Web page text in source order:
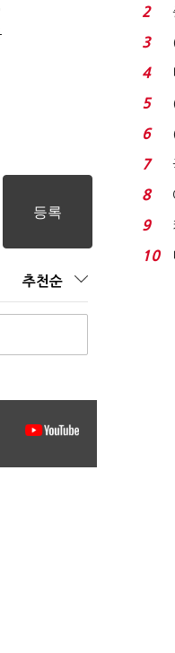
추천순
2
3
4
5
6
7
8
9
10